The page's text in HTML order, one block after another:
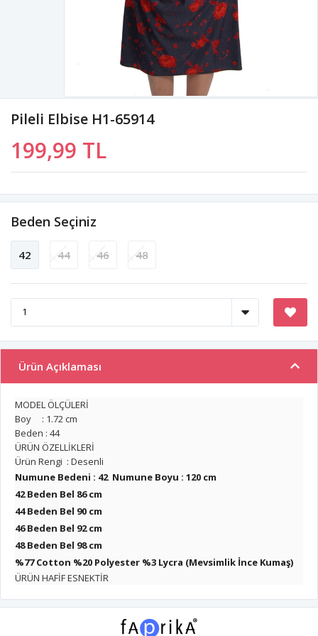
Pileli Elbise H1-65914
199,99 TL
Beden Seçiniz
42 44 46 48
Ürün Açıklaması
MODEL ÖLÇÜLERİ
Boy : 1.72 cm
Beden : 44
ÜRÜN ÖZELLİKLERİ
Ürün Rengi : Desenli
Numune Bedeni : 42 Numune Boyu : 120 cm
42 Beden Bel 86 cm
44 Beden Bel 90 cm
46 Beden Bel 92 cm
48 Beden Bel 98 cm
%77 Cotton %20 Polyester %3 Lycra (Mevsimlik İnce Kumaş)
ÜRÜN HAFİF ESNEKTİR